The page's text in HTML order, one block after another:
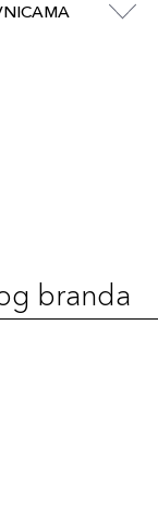
branda